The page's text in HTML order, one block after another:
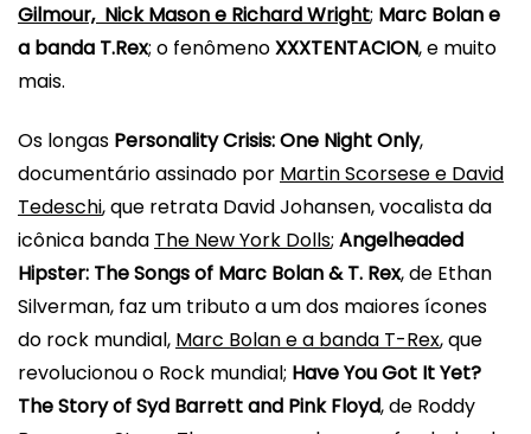
Gilmour, Nick Mason e Richard Wright; Marc Bolan e
a banda T.Rex; o fenômenoXXXTENTACION, e muito
mais.
Os longas Personality Crisis: One Night Only,
documentário assinado por Martin Scorsese e David
Tedeschi, que retrata David Johansen, vocalista da
icônica banda The New York Dolls; Angelheaded
Hipster: The Songs of Marc Bolan & T. Rex, de Ethan
Silverman, faz um tributo a um dos maiores ícones
do rock mundial, Marc Bolan e a banda T-Rex, que
revolucionou o Rock mundial; Have You Got It Yet?
The Story of Syd Barrett and Pink Floyd, de Roddy